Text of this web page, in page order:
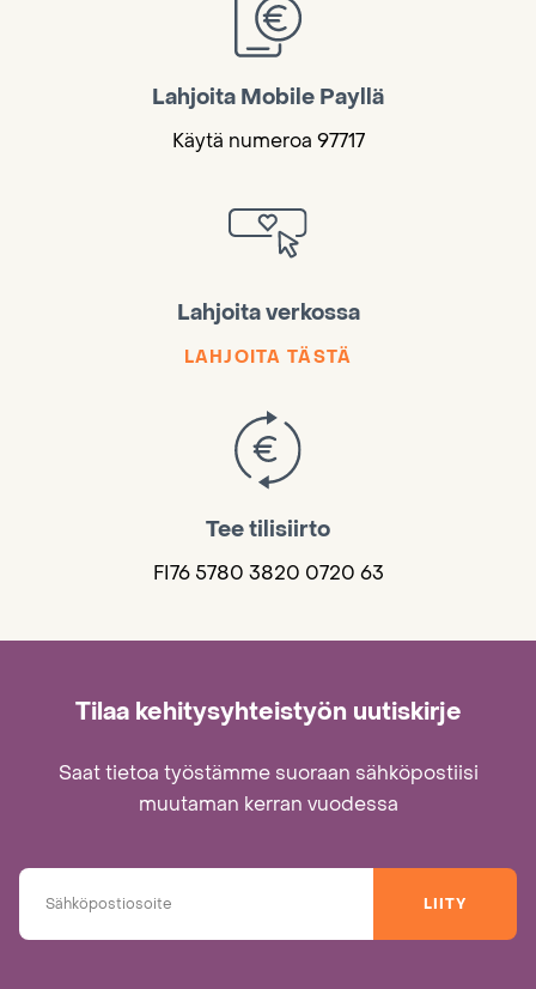
Lahjoita Mobile Payllä
Käytä numeroa 97717
Lahjoita verkossa
LAHJOITA TÄSTÄ
Tee tilisiirto
FI76 5780 3820 0720 63
Tilaa kehitysyhteistyön uutiskirje
Saat tietoa työstämme suoraan sähköpostiisi
muutaman kerran vuodessa
LIITY